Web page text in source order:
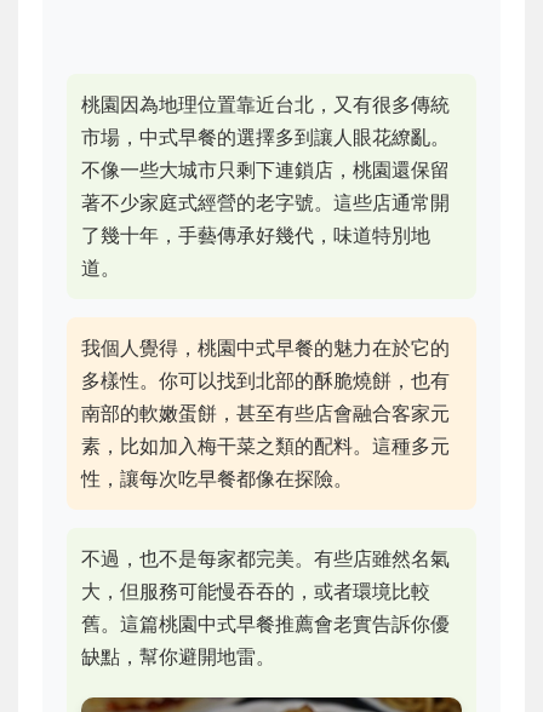
桃園因為地理位置靠近台北，又有很多傳統
市場，中式早餐的選擇多到讓人眼花繚亂。
不像一些大城市只剩下連鎖店，桃園還保留
著不少家庭式經營的老字號。這些店通常開
了幾十年，手藝傳承好幾代，味道特別地
道。
我個人覺得，桃園中式早餐的魅力在於它的
多樣性。你可以找到北部的酥脆燒餅，也有
南部的軟嫩蛋餅，甚至有些店會融合客家元
素，比如加入梅干菜之類的配料。這種多元
性，讓每次吃早餐都像在探險。
不過，也不是每家都完美。有些店雖然名氣
大，但服務可能慢吞吞的，或者環境比較
舊。這篇桃園中式早餐推薦會老實告訴你優
缺點，幫你避開地雷。